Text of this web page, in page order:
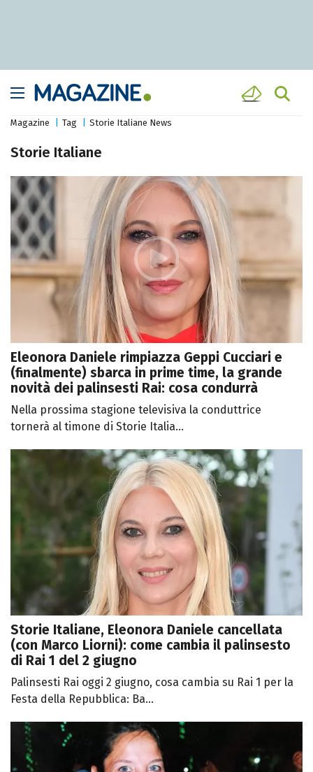
Magazine Tag Storie Italiane News
Storie Italiane
Eleonora Daniele rimpiazza Geppi Cucciari e
(finalmente) sbarca in prime time, la grande
novità dei palinsesti Rai: cosa condurrà
Nella prossima stagione televisiva la conduttrice
tornerà al timone di Storie Italia...
Storie Italiane, Eleonora Daniele cancellata
(con Marco Liorni): come cambia il palinsesto
di Rai 1 del 2 giugno
Palinsesti Rai oggi 2 giugno, cosa cambia su Rai 1 per la
Festa della Repubblica: Ba...